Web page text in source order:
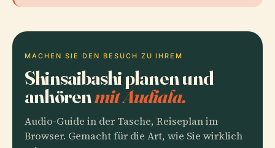
MACHEN SIE DEN BESUCH ZU IHREM
Shinsaibashi planen und
anhörenmit Audiala.
Audio-Guide in der Tasche, Reiseplan im
Browser. Gemacht für die Art, wie Sie wirklich